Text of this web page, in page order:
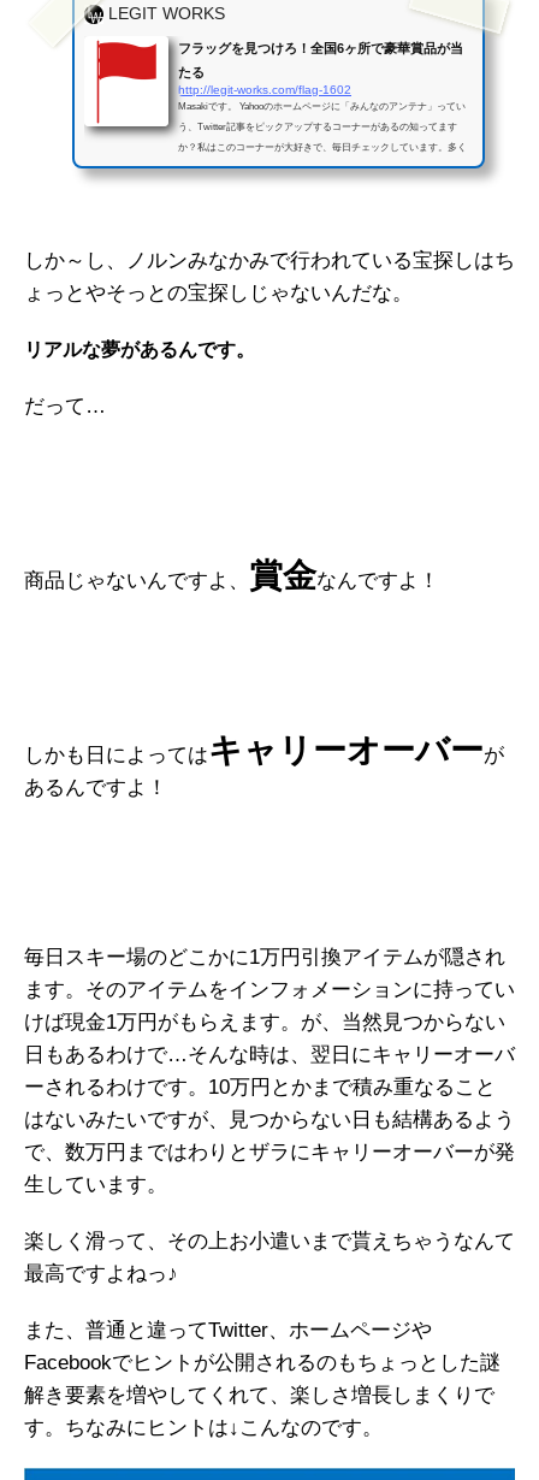
LEGIT WORKS
フラッグを見つけろ！全国6ヶ所で豪華賞品が当
たる
http://legit-works.com/flag-1602
Masakiです。 Yahooのホームページに「みんなのアンテナ」ってい
う、Twitter記事をピックアップするコーナーがあるの知ってます
か？私はこのコーナーが大好きで、毎日チェックしています。多く
の記事はウケを狙いに走ったものですが、今日はここに「H2ロケッ
に一回もないですよね～ 羨ましい（Masakiは宇宙関係も大好きで
す） さて…シーズ...
しか～し、ノルンみなかみで行われている宝探しはち
ょっとやそっとの宝探しじゃないんだな。
リアルな夢があるんです。
だって…
商品じゃないんですよ、 賞金なんですよ！
しかも日によってはキャリーオーバーが
あるんですよ！
毎日スキー場のどこかに1万円引換アイテムが隠され
ます。そのアイテムをインフォメーションに持ってい
けば現金1万円がもらえます。が、当然見つからない
日もあるわけで…そんな時は、翌日にキャリーオーバ
ーされるわけです。10万円とかまで積み重なること
はないみたいですが、見つからない日も結構あるよう
で、数万円まではわりとザラにキャリーオーバーが発
生しています。
楽しく滑って、その上お小遣いまで貰えちゃうなんて
最高ですよねっ♪
また、普通と違ってTwitter、ホームページや
Facebookでヒントが公開されるのもちょっとした謎
解き要素を増やしてくれて、楽しさ増長しまくりで
す。ちなみにヒントは↓こんなのです。